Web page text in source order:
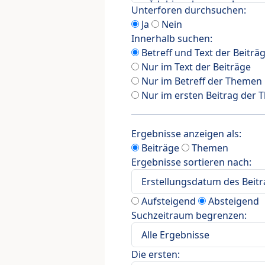
Unterforen durchsuchen:
Ja
Nein
Innerhalb suchen:
Betreff und Text der
Nur im Text der Beiträge
Nur im Betreff der Themen
Nur im ersten Beitrag der
Ergebnisse anzeigen als:
Beiträge
Themen
Ergebnisse sortieren nach:
Aufsteigend
Absteigend
Suchzeitraum begrenzen:
Die ersten: